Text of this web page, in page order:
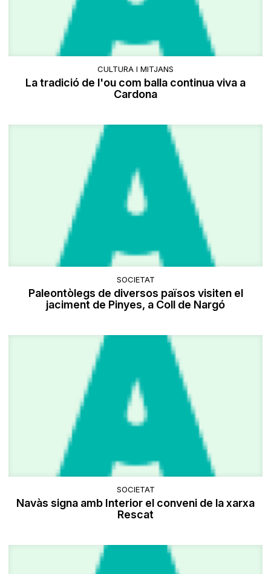
CULTURA I MITJANS
La tradició de l'ou com balla continua viva a
Cardona
SOCIETAT
Paleontòlegs de diversos països visiten el
jaciment de Pinyes, a Coll de Nargó
SOCIETAT
Navàs signa amb Interior el conveni de la xarxa
Rescat